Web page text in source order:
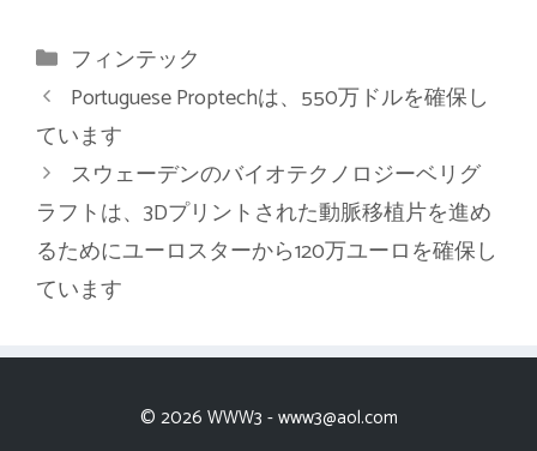
カ
テ
ゴ
リ
ー
フィンテック
Portuguese Proptechは、550万ドルを確保し
ています
スウェーデンのバイオテクノロジーベリグ
ラフトは、3Dプリントされた動脈移植片を進め
るためにユーロスターから120万ユーロを確保し
ています
© 2026 WWW3 -www3@aol.com